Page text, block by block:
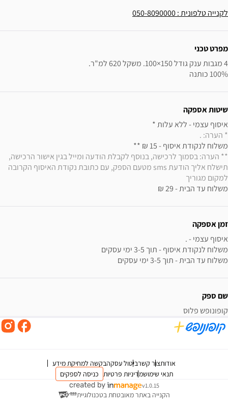
לקנייה טלפונית : 050-8090000
מפרט טכני
100% כותנה
שיטות אספקה
איסוף עצמי - ללא עלות *
* הערה: .
משלוח לנקודת איסוף - 15 ₪ **
למקום מגוריך
משלוח עד הבית - 29 ₪
זמן אספקה
משלוח עד הבית - תוך 3-5 ימי עסקים
שם ספק
קופונופש פלוס
אודותצור קשרביטול עסקהבקשה למחיקת מידע
תנאי שימושמדיניות פרטיות כניסה לספקים
v1.0.15
הקנייה באתר מאובטחת בטכנולוגיית